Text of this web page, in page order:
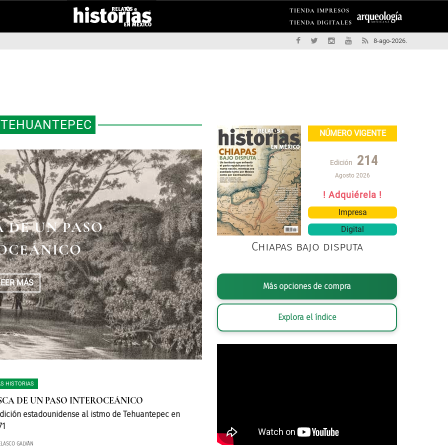
TIENDA IMPRESOS
TIENDA DIGITALES
8-ago-2026.
DE UN PASO
MÁS
FORMAS Y
MÁS
OCAMPO Y SU
HISTORIA
MÁS
HISTORIAS
DE UN PASO INTEROCEÁNICO
estadounidense al istmo de Tehuantepec en
GALVÁN
NÚMERO VIGENTE
Edición 214
Agosto 2026
! Adquiérela !
Impresa
Digital
Chiapas bajo disputa
Más opciones de compra
Explora el índice